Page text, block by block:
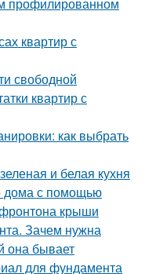
квартир с
свободной
квартир с
как выбрать
и белая кухня
дома с помощью
крыши
Зачем нужна
она бывает
для фундамента